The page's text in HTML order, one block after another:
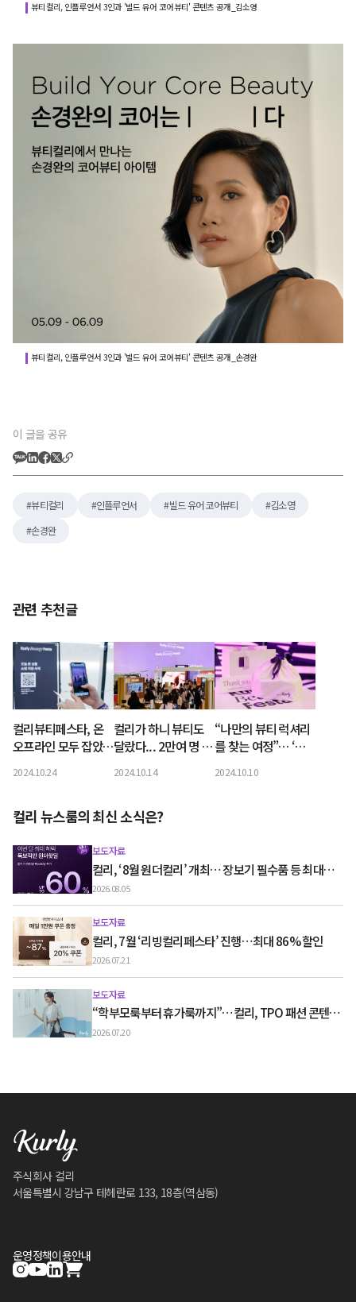
뷰티컬리, 인플루언서 3인과 '빌드 유어 코어뷰티' 콘텐츠 공개_김소영
뷰티컬리, 인플루언서 3인과 '빌드 유어 코어뷰티' 콘텐츠 공개_손경완
이 글을 공유
뷰티컬리 인플루언서 빌드 유어 코어뷰티
김소영
손경완
관련 추천글
컬리뷰티페스타, 온
오프라인 모두 잡았
4배 성장
2024.10.24
컬리가 하니 뷰티도
달랐다... 2만여 명 즐
티페스타' 성료
2024.10.14
“나만의 뷰티 럭셔리
를 찾는 여정”… ‘컬
개막
2024.10.10
컬리 뉴스룸의 최신 소식은?
보도자료
컬리, ‘8월 원더컬리’ 개최… 장보기 필수품 등 최대
60% 할인
2026.08.05
보도자료
컬리, 7월 ‘리빙컬리페스타’ 진행…최대 86% 할인
2026.07.21
보도자료
“학부모룩부터 휴가룩까지”…컬리, TPO 패션 콘텐츠
‘스타일노트’ 흥행
2026.07.20
주식회사 컬리
서울특별시 강남구 테헤란로 133, 18층(역삼동)
운영정책이용안내